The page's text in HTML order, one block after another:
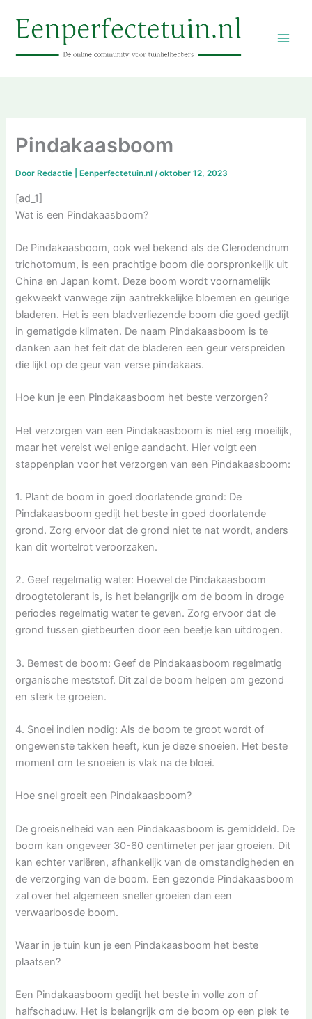
naar
inhoud
Pindakaasboom
Door Redactie | Eenperfectetuin.nl/oktober 12, 2023
[ad_1]
Wat is een Pindakaasboom?
De Pindakaasboom, ook wel bekend als de Clerodendrum
trichotomum, is een prachtige boom die oorspronkelijk uit
China en Japan komt. Deze boom wordt voornamelijk
gekweekt vanwege zijn aantrekkelijke bloemen en geurige
bladeren. Het is een bladverliezende boom die goed gedijt
in gematigde klimaten. De naam Pindakaasboom is te
danken aan het feit dat de bladeren een geur verspreiden
die lijkt op de geur van verse pindakaas.
Hoe kun je een Pindakaasboom het beste verzorgen?
Het verzorgen van een Pindakaasboom is niet erg moeilijk,
maar het vereist wel enige aandacht. Hier volgt een
stappenplan voor het verzorgen van een Pindakaasboom:
1. Plant de boom in goed doorlatende grond: De
Pindakaasboom gedijt het beste in goed doorlatende
grond. Zorg ervoor dat de grond niet te nat wordt, anders
kan dit wortelrot veroorzaken.
2. Geef regelmatig water: Hoewel de Pindakaasboom
droogtetolerant is, is het belangrijk om de boom in droge
periodes regelmatig water te geven. Zorg ervoor dat de
grond tussen gietbeurten door een beetje kan uitdrogen.
3. Bemest de boom: Geef de Pindakaasboom regelmatig
organische meststof. Dit zal de boom helpen om gezond
en sterk te groeien.
4. Snoei indien nodig: Als de boom te groot wordt of
ongewenste takken heeft, kun je deze snoeien. Het beste
moment om te snoeien is vlak na de bloei.
Hoe snel groeit een Pindakaasboom?
De groeisnelheid van een Pindakaasboom is gemiddeld. De
boom kan ongeveer 30-60 centimeter per jaar groeien. Dit
kan echter variëren, afhankelijk van de omstandigheden en
de verzorging van de boom. Een gezonde Pindakaasboom
zal over het algemeen sneller groeien dan een
verwaarloosde boom.
Waar in je tuin kun je een Pindakaasboom het beste
plaatsen?
Een Pindakaasboom gedijt het beste in volle zon of
halfschaduw. Het is belangrijk om de boom op een plek te